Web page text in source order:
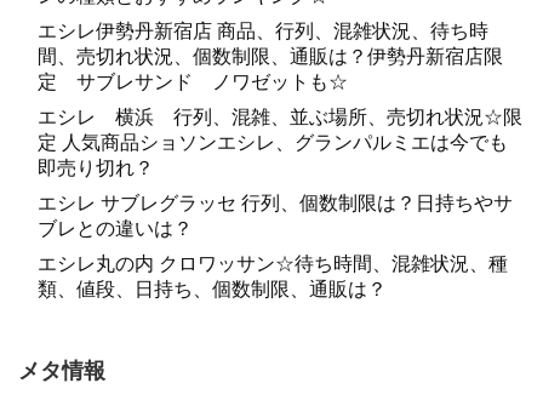
エシレ伊勢丹新宿店 商品、行列、混雑状況、待ち時
間、売切れ状況、個数制限、通販は？伊勢丹新宿店限
定 サブレサンド ノワゼットも☆
エシレ 横浜 行列、混雑、並ぶ場所、売切れ状況☆限
定 人気商品ショソンエシレ、グランパルミエは今でも
即売り切れ？
エシレ サブレグラッセ 行列、個数制限は？日持ちやサ
ブレとの違いは？
エシレ丸の内 クロワッサン☆待ち時間、混雑状況、種
類、値段、日持ち、個数制限、通販は？
メタ情報